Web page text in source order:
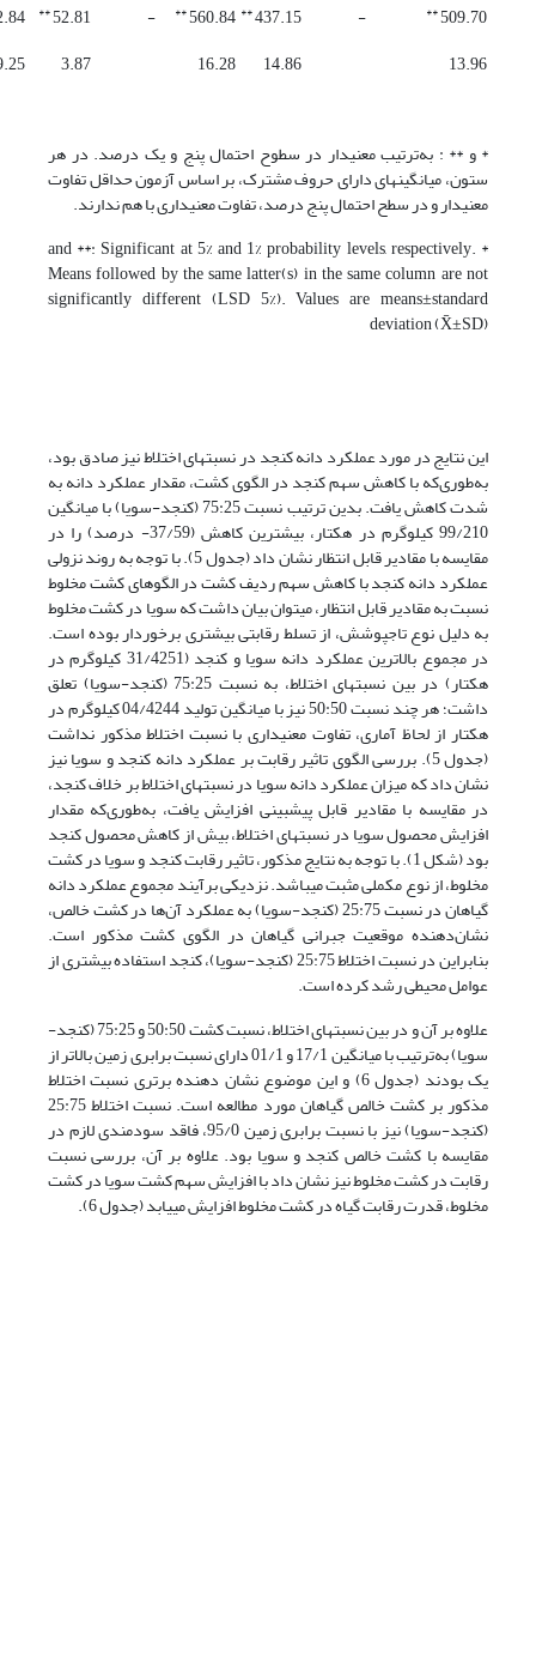
509.70
**
-
437.15
**
560.84
**
-
52.81
**
13.96
14.86
16.28
3.87
* و ** : به‌ترتیب معنی­دار در سطوح احتمال پنج و یک درصد. در هر
ستون، میانگین­های دارای حروف مشترک، بر اساس آزمون حداقل تفاوت
معنی­دار و در سطح احتمال پنج درصد، تفاوت معنی­داری با هم ندارند.
* and **: Significant at 5% and 1% probability levels, respectively.
Means followed by the same latter(s) in the same column are not
significantly different (LSD 5%). Values are means±standard
deviation (X̄±SD)
این نتایج در مورد عملکرد دانه کنجد در نسبت­های اختلاط نیز صادق بود،
به‌طوری‌که با کاهش سهم کنجد در الگوی کشت، مقدار عملکرد دانه به
شدت کاهش یافت. بدین ترتیب نسبت 75:25 (کنجد-سویا) با میانگین
99/210 کیلوگرم در هکتار، بیشترین کاهش (37/59- درصد) را در
مقایسه با مقادیر قابل انتظار نشان داد (جدول 5). با توجه به روند نزولی
عملکرد دانه کنجد با کاهش سهم ردیف کشت در الگوهای کشت مخلوط
نسبت به مقادیر قابل انتظار، می­توان بیان داشت که سویا در کشت مخلوط
به دلیل نوع تاج­پوشش، از تسلط رقابتی بیشتری برخوردار بوده است.
در مجموع بالاترین عملکرد دانه سویا و کنجد (31/4251 کیلوگرم در
هکتار) در بین نسبت­های اختلاط، به نسبت 75:25 (کنجد-سویا) تعلق
داشت؛ هر چند نسبت 50:50 نیز با میانگین تولید 04/4244 کیلوگرم در
هکتار از لحاظ آماری، تفاوت معنی­داری با نسبت اختلاط مذکور نداشت
(جدول 5). بررسی الگوی تاثیر رقابت بر عملکرد دانه کنجد و سویا نیز
نشان داد که میزان عملکرد دانه سویا در نسبت­های اختلاط بر خلاف کنجد،
در مقایسه با مقادیر قابل پیش­بینی افزایش یافت، به‌طوری‌که مقدار
افزایش محصول سویا در نسبت­های اختلاط، بیش از کاهش محصول کنجد
بود (شکل 1). با توجه به نتایج مذکور، تاثیر رقابت کنجد و سویا در کشت
مخلوط، از نوع مکملی مثبت می­باشد. نزدیکی برآیند مجموع عملکرد دانه
گیاهان در نسبت 25:75 (کنجد-سویا) به عملکرد آن‌ها در کشت خالص،
نشان‌دهنده موقعیت جبرانی گیاهان در الگوی کشت مذکور است.
بنابراین در نسبت اختلاط 25:75 (کنجد-سویا)، کنجد استفاده بیشتری از
عوامل محیطی رشد کرده است.
علاوه بر آن و در بین نسبت­های اختلاط، نسبت کشت 50:50 و 75:25 (کنجد-
سویا) به‌ترتیب با میانگین 17/1 و 01/1 دارای نسبت برابری زمین بالاتر از
یک بودند (جدول 6) و این موضوع نشان دهنده برتری نسبت اختلاط
مذکور بر کشت خالص گیاهان مورد مطالعه است. نسبت اختلاط 25:75
(کنجد-سویا) نیز با نسبت برابری زمین 95/0، فاقد سودمندی لازم در
مقایسه با کشت خالص کنجد و سویا بود. علاوه بر آن، بررسی نسبت
رقابت در کشت مخلوط نیز نشان داد با افزایش سهم کشت سویا در کشت
مخلوط، قدرت رقابت گیاه در کشت مخلوط افزایش می­یابد (جدول 6).